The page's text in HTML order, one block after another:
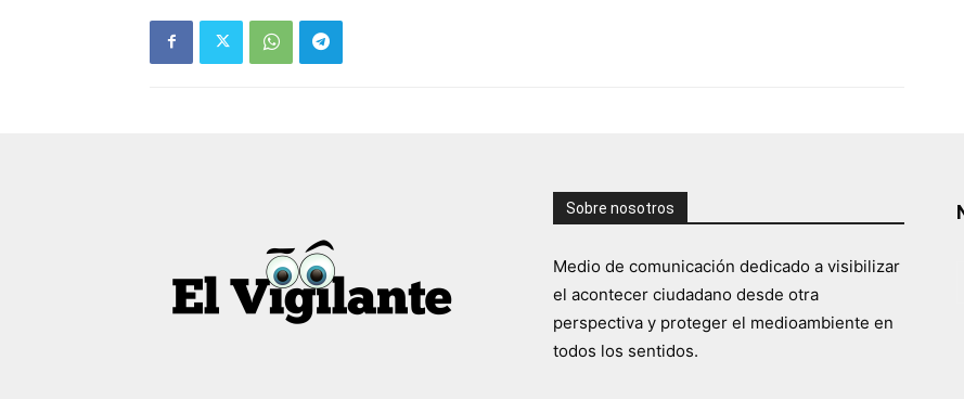
Sobre nosotros
Medio de comunicación dedicado a visibilizar
el acontecer ciudadano desde otra
perspectiva y proteger el medioambiente en
todos los sentidos.